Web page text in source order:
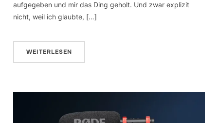
aufgegeben und mir das Ding geholt. Und zwar explizit
nicht, weil ich glaubte, […]
WEITERLESEN